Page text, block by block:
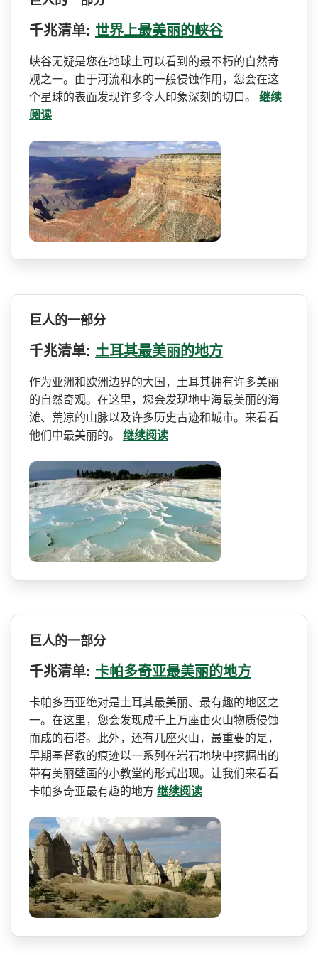
千兆清单: 世界上最美丽的峡谷
峡谷无疑是您在地球上可以看­到的最不朽的自然奇
观之一。由于河流和水的一般侵蚀­作用，您会在这
个星球的表面发现许多令人印象深刻的­切口。 继续
阅读
巨人的一部分
千兆清单: 土耳其最美丽的地方
作为亚洲和欧洲边界的大国，­土耳其拥有许多美丽
的自然奇观。在这里，您会发现地­中海最美丽的海
滩、荒凉的山脉以及许多历史古迹和城­市。来看看
他们中最美丽的。 继续阅读
巨人的一部分
千兆清单: 卡帕多奇亚最美丽的地方
卡帕多西亚绝对是土耳其最美­丽、最有趣的地区之
一。在这里，您会发现成千上万座­由火山物质侵蚀
而成的石塔。此外，还有几座火山，最­重要的是，
早期基督教的痕迹以一系列在岩石地块中挖­掘出的
带有美丽壁画的小教堂的形式出现。让我们来看­看
卡帕多奇亚最有趣的地方 继续阅读